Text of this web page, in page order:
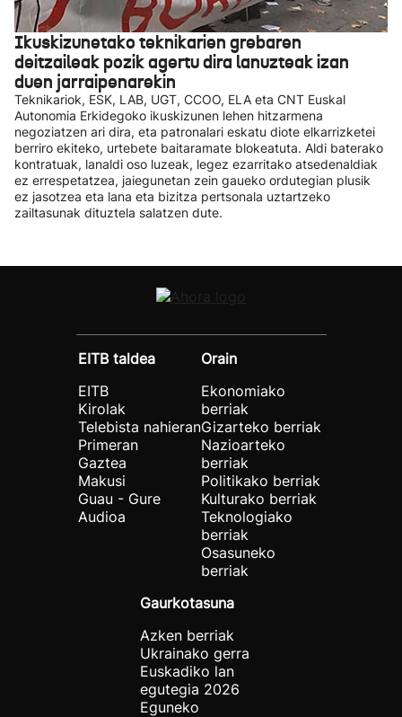
Ikuskizunetako teknikarien grebaren
deitzaileak pozik agertu dira lanuzteak izan
duen jarraipenarekin
Teknikariok, ESK, LAB, UGT, CCOO, ELA eta CNT Euskal
Autonomia Erkidegoko ikuskizunen lehen hitzarmena
negoziatzen ari dira, eta patronalari eskatu diote elkarrizketei
berriro ekiteko, urtebete baitaramate blokeatuta. Aldi baterako
kontratuak, lanaldi oso luzeak, legez ezarritako atsedenaldiak
ez errespetatzea, jaiegunetan zein gaueko ordutegian plusik
ez jasotzea eta lana eta bizitza pertsonala uztartzeko
zailtasunak dituztela salatzen dute.
EITB taldea
EITB
Kirolak
Telebista nahieran
Primeran
Gaztea
Makusi
Guau - Gure
Audioa
Orain
Ekonomiako
berriak
Gizarteko berriak
Nazioarteko
berriak
Politikako berriak
Kulturako berriak
Teknologiako
berriak
Osasuneko
berriak
Gaurkotasuna
Azken berriak
Ukrainako gerra
Euskadiko lan
egutegia 2026
Eguneko